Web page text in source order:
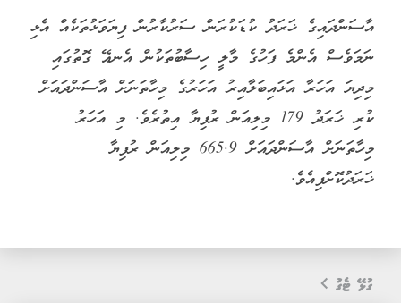
އާސަންދައިގެ ޚަރަދު ކުޑަކުރަން ސަރުކާރުން ފިޔަވަޅުތަކެއް އެޅި
ނަމަވެސް އެންމެ ފަހުގެ މާލީ ހިސާބުތަކުން އެނޣޭ ގޮތުގައި
މިދިޔަ އަހަރާ އަޅައިބަލާއިރު އަހަރުގެ މިހާތަނަށް އާސަންދައަށް
ކުރި ޚަރަދު 179 މިލިއަން ރުފިޔާ އިތުރެވެ. މި އަހަރު
މިހާތަނަށް އާސަންދައަށް 665.9 މިލިއަން ރުފިޔާ
ޚަރަދުކޮށްފިއެވެ.
ގުޅޭ ޓެގު